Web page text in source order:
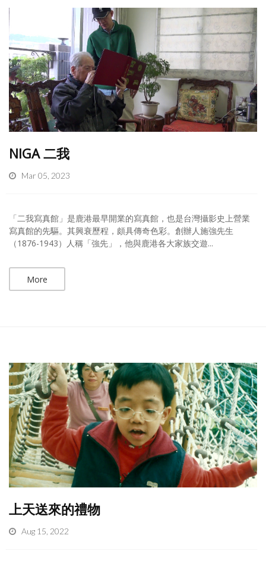
NIGA 二我
Mar 05, 2023
「二我寫真館」是鹿港最早開業的寫真館，也是台灣攝影史上營業
寫真館的先驅。其興衰歷程，頗具傳奇色彩。創辦人施強先生
（1876-1943）人稱「強先」，他與鹿港各大家族交遊...
More
上天送來的禮物
Aug 15, 2022